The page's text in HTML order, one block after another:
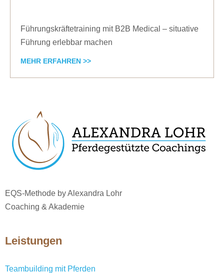
Führungskräftetraining mit B2B Medical – situative
Führung erlebbar machen
MEHR ERFAHREN >>
EQS-Methode by Alexandra Lohr
Coaching & Akademie
Leistungen
Teambuilding mit Pferden